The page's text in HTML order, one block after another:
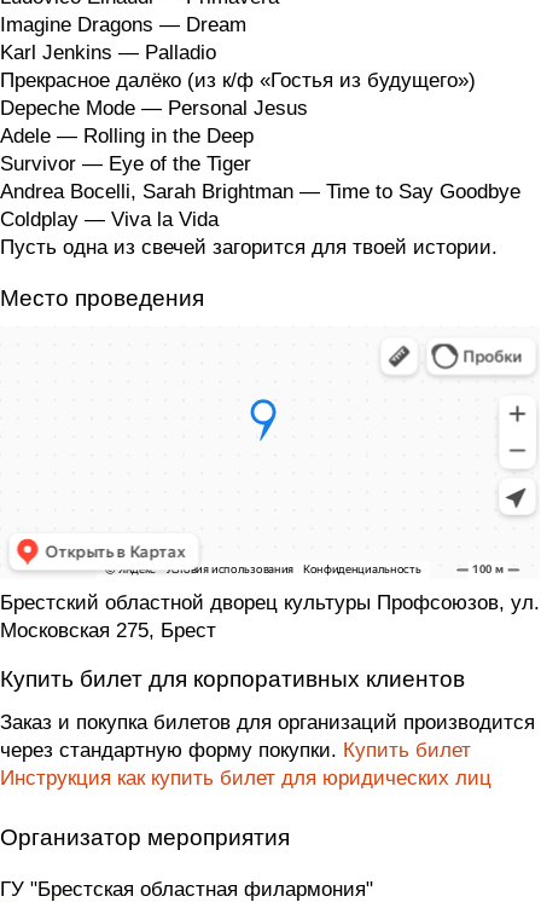
Imagine Dragons — Dream
Karl Jenkins — Palladio
Прекрасное далёко (из к/ф «Гостья из будущего»)
Depeche Mode — Personal Jesus
Adele — Rolling in the Deep
Survivor — Eye of the Tiger
Andrea Bocelli, Sarah Brightman — Time to Say Goodbye
Coldplay — Viva la Vida
Пусть одна из свечей загорится для твоей истории.
Место проведения
Брестский областной дворец культуры Профсоюзов, ул.
Московская 275, Брест
Купить билет для корпоративных клиентов
Заказ и покупка билетов для организаций производится
через стандартную форму покупки. Купить билет
Инструкция как купить билет для юридических лиц
Организатор мероприятия
ГУ "Брестская областная филармония"